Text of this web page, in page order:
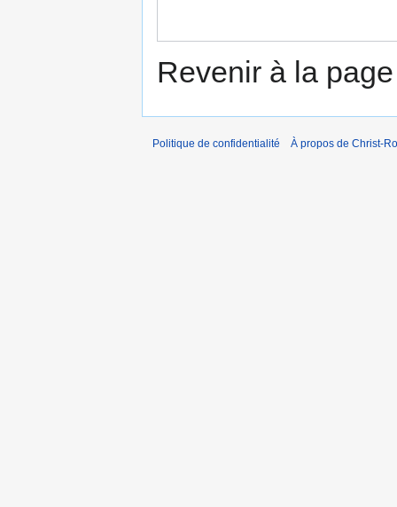
Revenir à la
Politique de confidentialité À propos de Christ-